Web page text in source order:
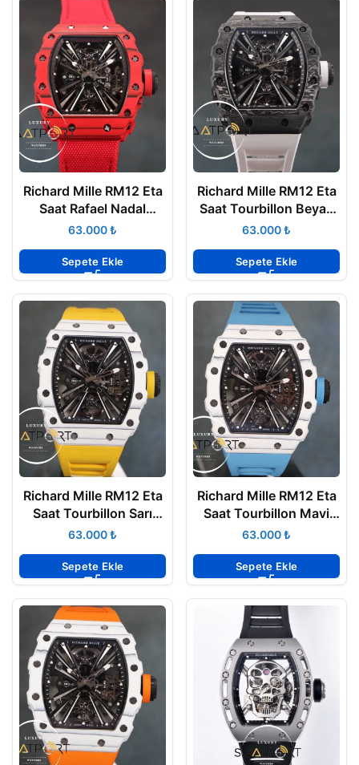
Richard Mille RM12 Eta
Saat Rafael Nadal
Tourbillon Kırmızı
₺
Sepete Ekle
Richard Mille RM12 Eta
Saat Tourbillon Beyaz
Kauçuk
₺
Sepete Ekle
Richard Mille RM12 Eta
Saat Tourbillon Sarı
Kauçuk₺
Sepete Ekle
Richard Mille RM12 Eta
Saat Tourbillon Mavi
Kauçuk₺
Sepete Ekle